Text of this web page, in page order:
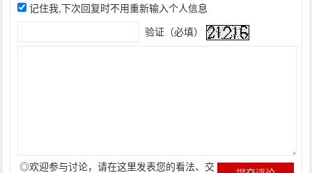
记住我,下次回复时不用重新输入个人信息
验证（必填）
◎欢迎参与讨论，请在这里发表您的看法、交